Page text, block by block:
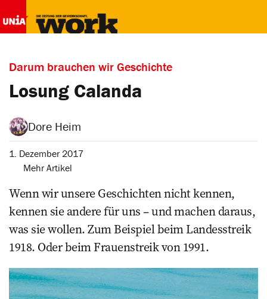
Darum brauchen wir Geschichte
Losung Calanda
Dore Heim
1. Dezember 2017
Mehr Artikel
Wenn wir unsere Geschichten nicht kennen,
kennen sie andere für uns – und machen daraus,
was sie wollen. Zum Beispiel beim Landesstreik
1918. Oder beim Frauenstreik von 1991.